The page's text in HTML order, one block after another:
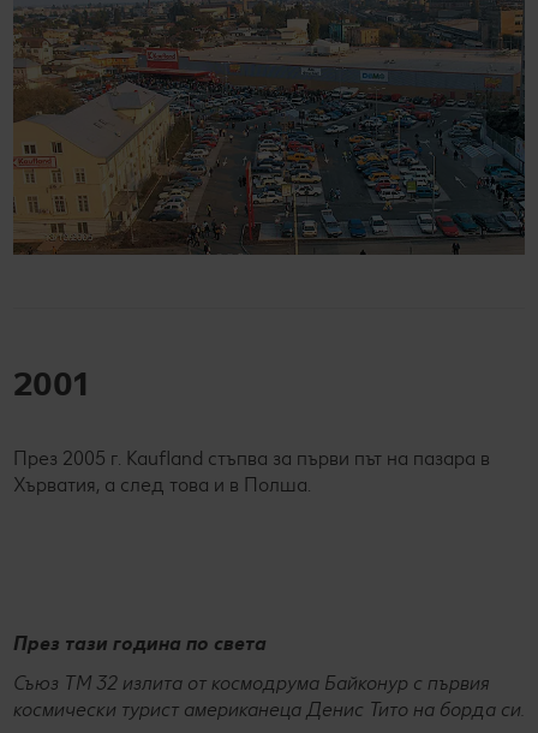
2001
През 2005 г. Kaufland стъпва за първи път на пазара в
Хърватия, а след това и в Полша.
През тази година по света
Съюз ТМ 32 излита от космодрума Байконур с първия
космически турист американеца Денис Тито на борда си.